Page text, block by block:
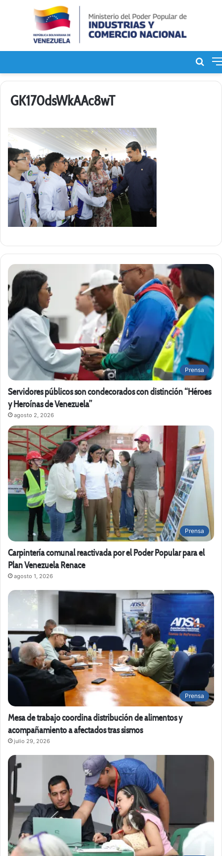
de
GK170dsWkAAc8wT
Prensa
Servidores públicos son condecorados con distinción “Héroes
y Heroínas de Venezuela”
agosto 2, 2026
Prensa
Carpintería comunal reactivada por el Poder Popular para el
Plan Venezuela Renace
agosto 1, 2026
Prensa
Mesa de trabajo coordina distribución de alimentos y
acompañamiento a afectados tras sismos
julio 29, 2026